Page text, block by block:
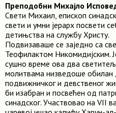
Преподобни Михајло
Свети Михаил, епископ
свети и умни јерарх посвети
детињства на службу Христу.
Подвизаваше се заједно са
Теофилактом Никомидијским.
сушно време ова два
молитвама низведоше обилан
подвижничког и девственог
би изабран и посвећен од
синадског. Участвовао на VII